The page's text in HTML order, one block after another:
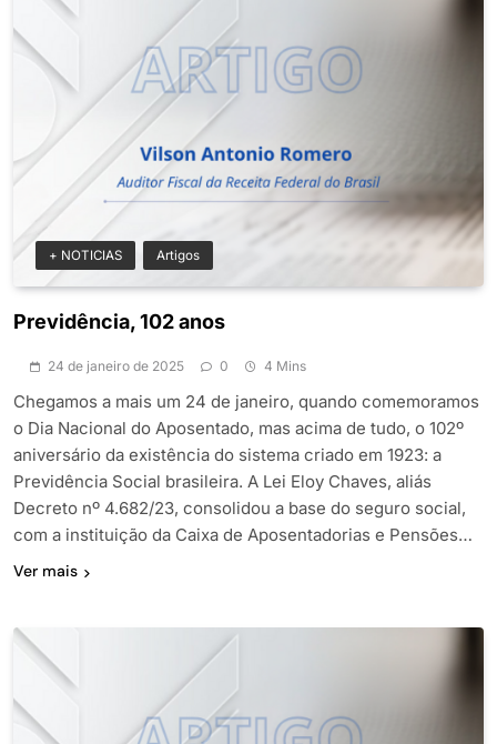
+ NOTICIAS Artigos
Previdência, 102 anos
24 de janeiro de 2025 0 4 Mins
Chegamos a mais um 24 de janeiro, quando comemoramos
o Dia Nacional do Aposentado, mas acima de tudo, o 102º
aniversário da existência do sistema criado em 1923: a
Previdência Social brasileira. A Lei Eloy Chaves, aliás
Decreto nº 4.682/23, consolidou a base do seguro social,
com a instituição da Caixa de Aposentadorias e Pensões…
Ver mais